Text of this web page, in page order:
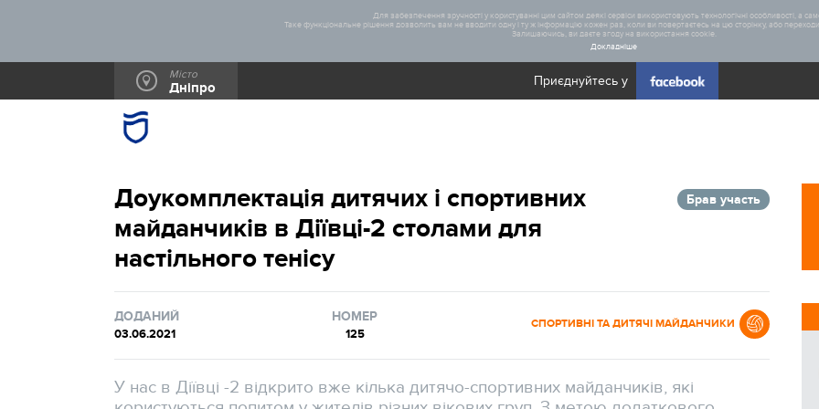
Для забезпечення зручності у користуванні цим сайтом деякі сервіси використовують технологічні особливості, а
Таке функціональне рішення дозволить вам не вводити одну і ту ж інформацію кожен раз, коли ви повертаєтесь на цю сторінку, або
Залишаючись, ви даєте згоду на використання cookie.
Докладніше
Місто
Дніпро Приєднуйтесь у
Доукомплектація дитячих і спортивних
майданчиків в Діївці-2 столами для
настільного тенісу
Брав участь
ДОДАНИЙ
03.06.2021
НОМЕР
125
СПОРТИВНІ ТА ДИТЯЧІ МАЙДАНЧИКИ
У нас в Діївці -2 відкрито вже кілька дитячо-спортивних майданчиків, які